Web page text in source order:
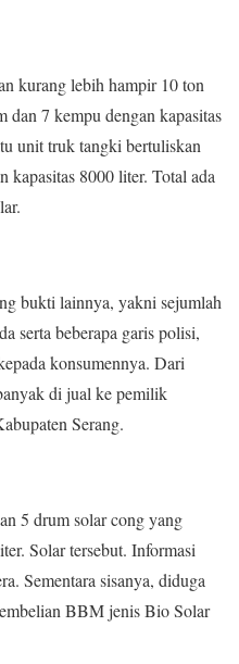
kurang lebih hampir 10 ton
dan 7 kempu dengan kapasitas
unit truk tangki bertuliskan
8000 liter. Total ada
bukti lainnya, yakni sejumlah
serta beberapa garis polisi,
konsumennya. Dari
di jual ke pemilik
Serang.
5 drum solar cong yang
Solar tersebut. Informasi
Sementara sisanya, diduga
BBM jenis Bio Solar